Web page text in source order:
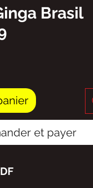
Brasil
et payer